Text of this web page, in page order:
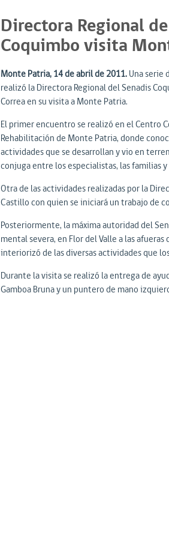
Directora Regional de
Coquimbo visita
Monte Patria, 14 de abril de 2011.Una serie
realizó la Directora Regional del Senadis
Correa en su visita a Monte Patria.
El primer encuentro se realizó en el Centro
Rehabilitación de Monte Patria, donde
actividades que se desarrollan y vio en
conjuga entre los especialistas, las familias
Otra de las actividades realizadas por la
Castillo con quien se iniciará un trabajo de
Posteriormente, la máxima autoridad del
mental severa, en Flor del Valle a las
interiorizó de las diversas actividades que
Durante la visita se realizó la entrega de
Gamboa Bruna y un puntero de mano